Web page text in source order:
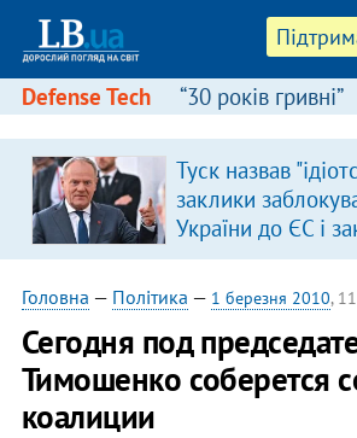
Defense Tech “30 років гривні”
Туск назвав
заклики
України до ЄС і
припинити
риторику
Головна — Політика — 1 березня 2010,
Сегодня под
Тимошенко соберется
коалиции